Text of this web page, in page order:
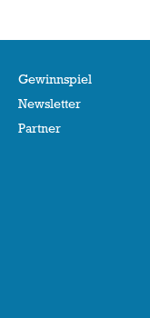
Gewinnspiel
Newsletter
Partner